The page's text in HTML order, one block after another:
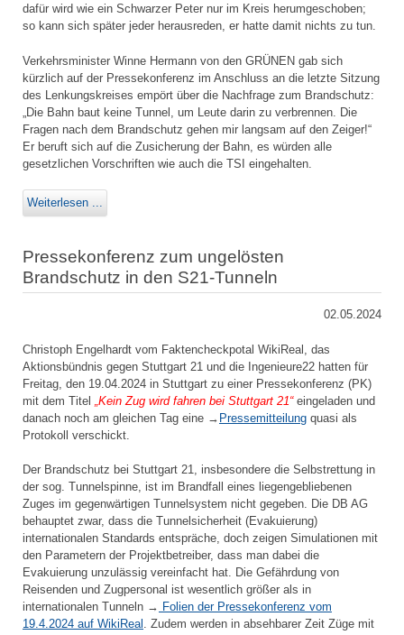
dafür wird wie ein Schwarzer Peter nur im Kreis herumgeschoben;
so kann sich später jeder herausreden, er hatte damit nichts zu tun.
Verkehrsminister Winne Hermann von den GRÜNEN gab sich
kürzlich auf der Pressekonferenz im Anschluss an die letzte Sitzung
des Lenkungskreises empört über die Nachfrage zum Brandschutz:
„Die Bahn baut keine Tunnel, um Leute darin zu verbrennen. Die
Fragen nach dem Brandschutz gehen mir langsam auf den Zeiger!“
Er beruft sich auf die Zusicherung der Bahn, es würden alle
gesetzlichen Vorschriften wie auch die TSI eingehalten.
Weiterlesen ...
Pressekonferenz zum ungelösten
Brandschutz in den S21-Tunneln
02.05.2024
Christoph Engelhardt vom Faktencheckpotal WikiReal, das
Aktionsbündnis gegen Stuttgart 21 und die Ingenieure22 hatten für
Freitag, den 19.04.2024 in Stuttgart zu einer Pressekonferenz (PK)
mit dem Titel „Kein Zug wird fahren bei Stuttgart 21“eingeladen und
danach noch am gleichen Tag eine → Pressemitteilung quasi als
Protokoll verschickt.
Der Brandschutz bei Stuttgart 21, insbesondere die Selbstrettung in
der sog. Tunnelspinne, ist im Brandfall eines liegengebliebenen
Zuges im gegenwärtigen Tunnelsystem nicht gegeben. Die DB AG
behauptet zwar, dass die Tunnelsicherheit (Evakuierung)
internationalen Standards entspräche, doch zeigen Simulationen mit
den Parametern der Projektbetreiber, dass man dabei die
Evakuierung unzulässig vereinfacht hat. Die Gefährdung von
Reisenden und Zugpersonal ist wesentlich größer als in
internationalen Tunneln → Folien der Pressekonferenz vom
19.4.2024 auf WikiReal . Zudem werden in absehbarer Zeit Züge mit